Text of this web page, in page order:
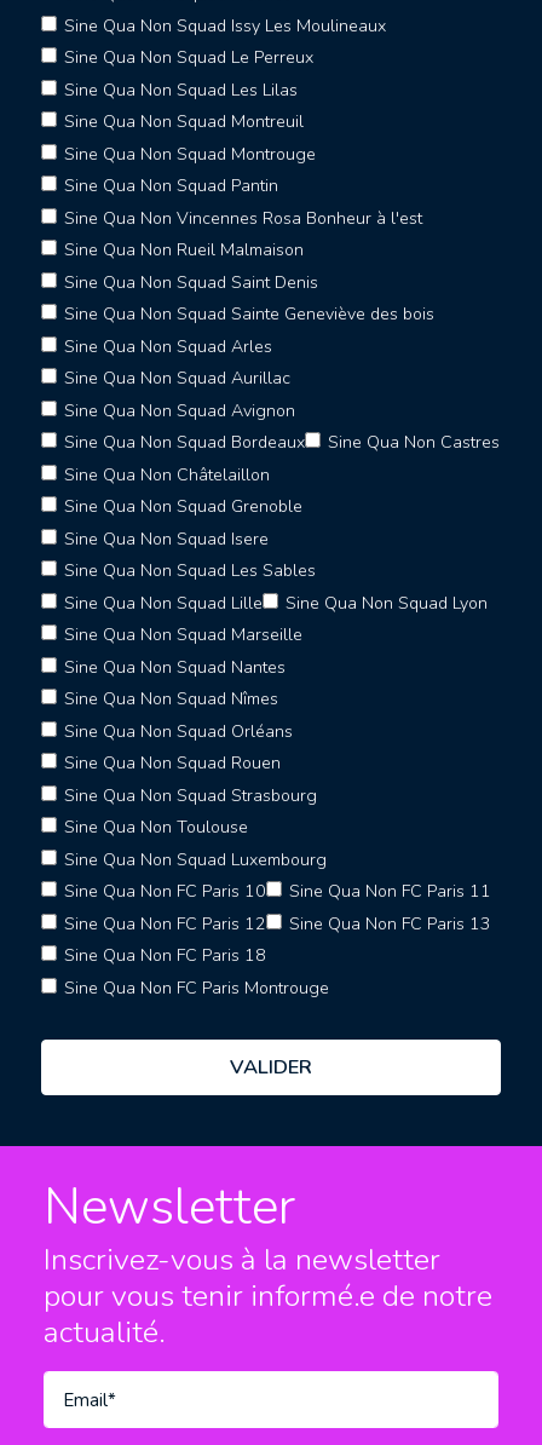
Sine Qua Non Squad Issy Les Moulineaux
Sine Qua Non Squad Le Perreux
Sine Qua Non Squad Les Lilas
Sine Qua Non Squad Montreuil
Sine Qua Non Squad Montrouge
Sine Qua Non Squad Pantin
Sine Qua Non Vincennes Rosa Bonheur à l'est
Sine Qua Non Rueil Malmaison
Sine Qua Non Squad Saint Denis
Sine Qua Non Squad Sainte Geneviève des bois
Sine Qua Non Squad Arles
Sine Qua Non Squad Aurillac
Sine Qua Non Squad Avignon
Sine Qua Non Squad Bordeaux
Sine Qua Non Castres
Sine Qua Non Châtelaillon
Sine Qua Non Squad Grenoble
Sine Qua Non Squad Isere
Sine Qua Non Squad Les Sables
Sine Qua Non Squad Lille
Sine Qua Non Squad Lyon
Sine Qua Non Squad Marseille
Sine Qua Non Squad Nantes
Sine Qua Non Squad Nîmes
Sine Qua Non Squad Orléans
Sine Qua Non Squad Rouen
Sine Qua Non Squad Strasbourg
Sine Qua Non Toulouse
Sine Qua Non Squad Luxembourg
Sine Qua Non FC Paris 10
Sine Qua Non FC Paris 11
Sine Qua Non FC Paris 12
Sine Qua Non FC Paris 13
Sine Qua Non FC Paris 18
Sine Qua Non FC Paris Montrouge
Newsletter
Inscrivez-vous à la newsletter
pour vous tenir informé.e de notre
actualité.